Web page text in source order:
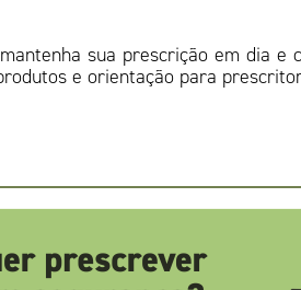
sua prescrição em dia e
e orientação para